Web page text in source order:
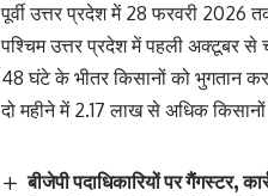
पूर्वी उत्तर प्रदेश में 28 फरवरी 2026
पश्चिम उत्तर प्रदेश में पहली अक्टूबर से
48 घंटे के भीतर किसानों को भुगतान
दो महीने में 2.17 लाख से अधिक
बीजेपी पदाधिकारियों पर गैंगस्टर,